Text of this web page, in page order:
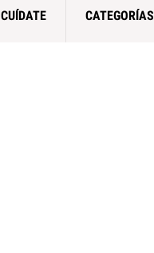
CUÍDATE CATEGORÍAS